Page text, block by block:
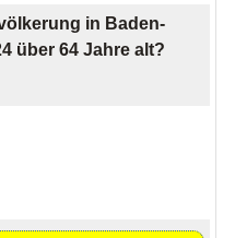
in Baden-
über 64 Jahre alt?